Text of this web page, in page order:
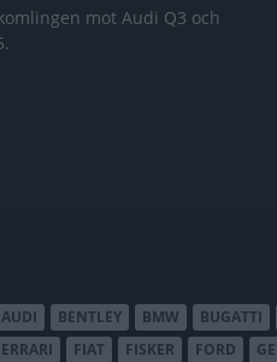
mot Audi Q3 och
AUDI BENTLEY BMW BUGATTI
FIAT FISKER FORD